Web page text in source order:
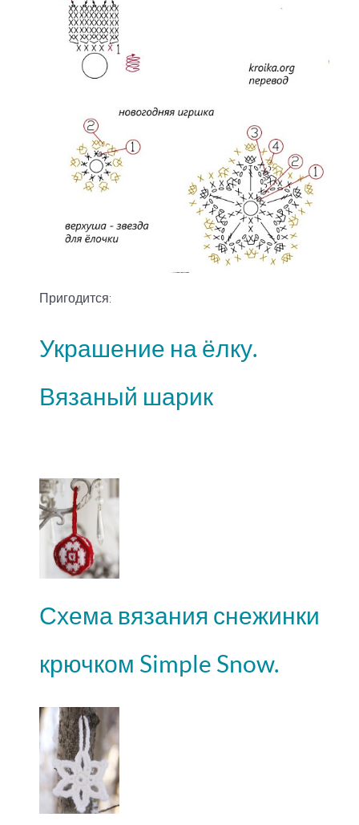
Пригодится:
Украшение на ёлку.
Вязаный шарик
Схема вязания снежинки
крючком Simple Snow.